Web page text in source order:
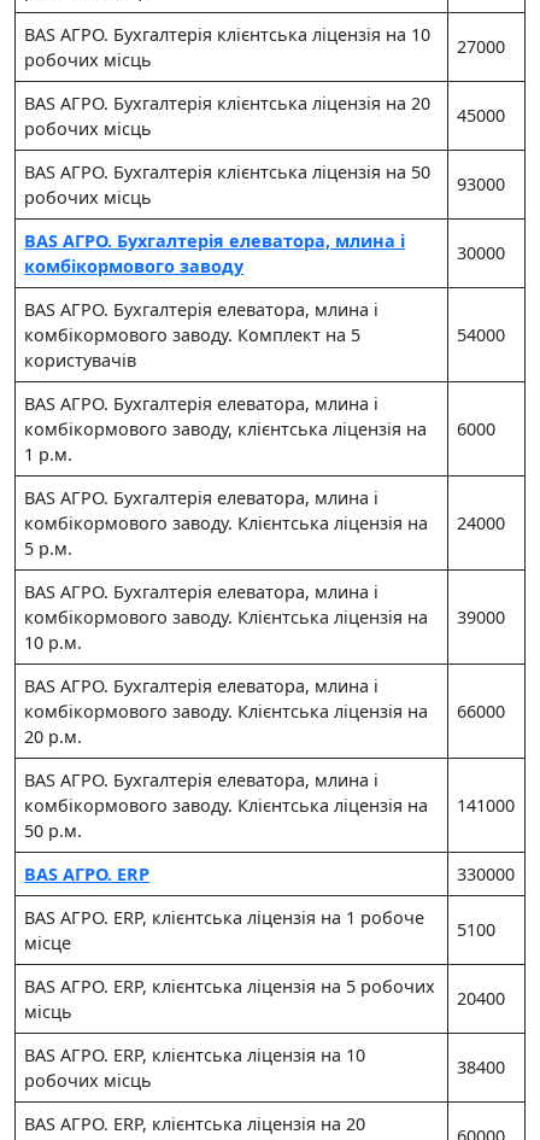
BAS АГРО. Бухгалтерія клієнтська ліцензія на 10
робочих місць
27000
BAS АГРО. Бухгалтерія клієнтська ліцензія на 20
робочих місць
45000
BAS АГРО. Бухгалтерія клієнтська ліцензія на 50
робочих місць
93000
BAS АГРО. Бухгалтерія елеватора, млина і
комбікормового заводу
30000
BAS АГРО. Бухгалтерія елеватора, млина і
комбікормового заводу. Комплект на 5
користувачів
54000
BAS АГРО. Бухгалтерія елеватора, млина і
комбікормового заводу, клієнтська ліцензія на
1 р.м.
6000
BAS АГРО. Бухгалтерія елеватора, млина і
комбікормового заводу. Клієнтська ліцензія на
5 р.м.
24000
BAS АГРО. Бухгалтерія елеватора, млина і
комбікормового заводу. Клієнтська ліцензія на
10 р.м.
39000
BAS АГРО. Бухгалтерія елеватора, млина і
комбікормового заводу. Клієнтська ліцензія на
20 р.м.
66000
BAS АГРО. Бухгалтерія елеватора, млина і
комбікормового заводу. Клієнтська ліцензія на
50 р.м.
141000
BAS АГРО. ERP
330000
BAS АГРО. ERP, клієнтська ліцензія на 1 робоче
місце
5100
BAS АГРО. ERP, клієнтська ліцензія на 5 робочих
місць
20400
BAS АГРО. ERP, клієнтська ліцензія на 10
робочих місць
38400
BAS АГРО. ERP, клієнтська ліцензія на 20